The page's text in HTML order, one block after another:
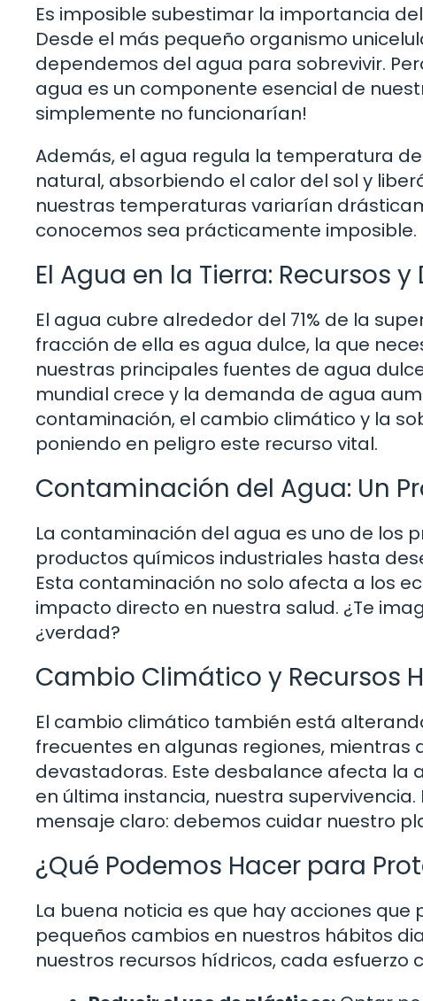
Es imposible subestimar la importancia
Desde el más pequeño organismo
dependemos del agua para sobrevivir.
agua es un componente esencial de
simplemente no funcionarían!
Además, el agua regula la temperatura
natural, absorbiendo el calor del sol y
nuestras temperaturas variarían
conocemos sea prácticamente imposible.
El Agua en la Tierra: Recursos
El agua cubre alrededor del 71% de la
fracción de ella es agua dulce, la que
nuestras principales fuentes de agua
mundial crece y la demanda de agua
contaminación, el cambio climático y la
poniendo en peligro este recurso vital.
Contaminación del Agua: Un
La contaminación del agua es uno de los
productos químicos industriales hasta
Esta contaminación no solo afecta a los
impacto directo en nuestra salud. ¿Te
¿verdad?
Cambio Climático y Recursos
El cambio climático también está
frecuentes en algunas regiones,
devastadoras. Este desbalance afecta la
en última instancia, nuestra
mensaje claro: debemos cuidar nuestro
¿Qué Podemos Hacer para
La buena noticia es que hay acciones
pequeños cambios en nuestros hábitos
nuestros recursos hídricos, cada esfuerzo